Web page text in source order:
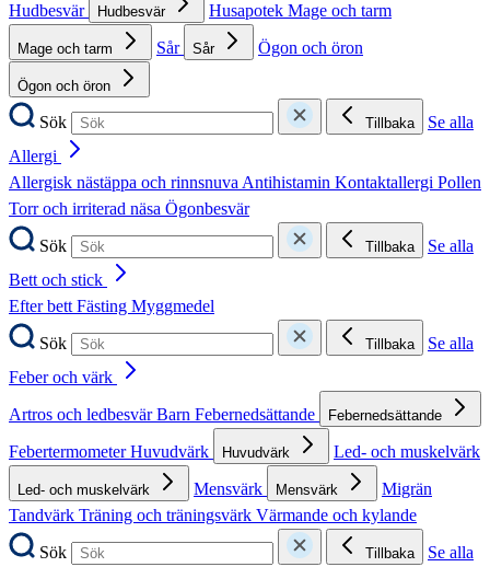
Hudbesvär
Hudbesvär Husapotek Mage och tarm
Mage och tarm Sår Sår Ögon och öron
Ögon och öron
Sök Tillbaka
Se alla
Allergi
Allergisk nästäppa och rinnsnuvaAntihistamin Kontaktallergi Pollen
Torr och irriterad näsa Ögonbesvär
Sök
Tillbaka
Se alla
Bett och stick
Efter bettFästing Myggmedel
Sök
Tillbaka
Se alla
Feber och värk
Artros och ledbesvärBarn Febernedsättande Febernedsättande
FebertermometerHuvudvärk Huvudvärk Led- och muskelvärk
Led- och muskelvärk Mensvärk Mensvärk
Migrän
Tandvärk Träning och träningsvärk Värmande och kylande
Sök
Tillbaka
Se alla